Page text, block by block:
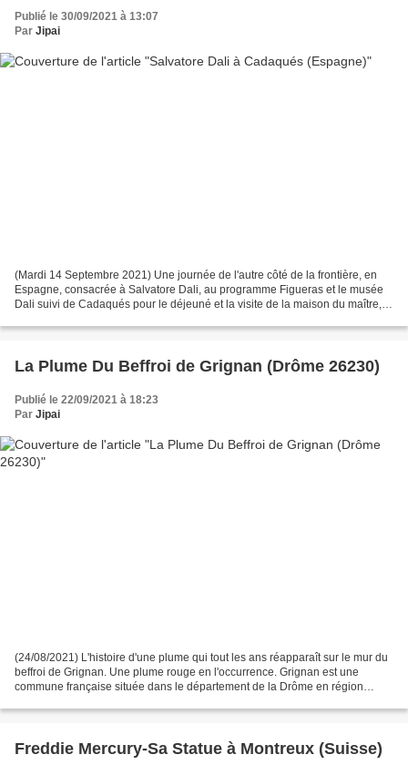
Publié le 30/09/2021 à 13:07
Par Jipai
(Mardi 14 Septembre 2021) Une journée de l'autre côté de la frontière, en
Espagne, consacrée à Salvatore Dali, au programme Figueras et le musée
Dali suivi de Cadaqués pour le déjeuné et la visite de la maison du maître,
La Plume Du Beffroi de Grignan (Drôme 26230)
Publié le 22/09/2021 à 18:23
Par Jipai
(24/08/2021) L'histoire d'une plume qui tout les ans réapparaît sur le mur du
beffroi de Grignan. Une plume rouge en l'occurrence. Grignan est une
commune française située dans le département de la Drôme en région
Freddie Mercury-Sa Statue à Montreux (Suisse)